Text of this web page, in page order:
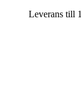
Leverans till